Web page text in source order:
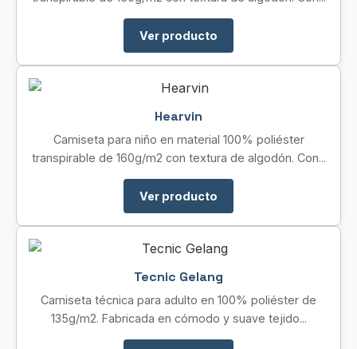
Ver producto
Hearvin
Camiseta para niño en material 100% poliéster
transpirable de 160g/m2 con textura de algodón. Con...
Ver producto
Tecnic Gelang
Camiseta técnica para adulto en 100% poliéster de
135g/m2. Fabricada en cómodo y suave tejido...